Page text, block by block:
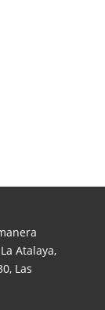
Atalaya,
Las